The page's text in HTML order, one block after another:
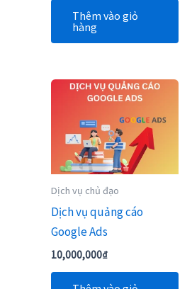
Thêm vào giỏ
hàng
Dịch vụ chủ đạo
Dịch vụ quảng cáo
Google Ads
10,000,000₫